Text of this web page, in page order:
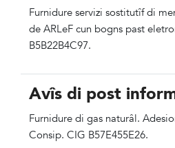
Furnidure servizi sostitutîf di
de ARLeF cun bogns past
B5B22B4C97.
Avîs di post
Furnidure di gas naturâl.
Consip. CIG B57E455E26.